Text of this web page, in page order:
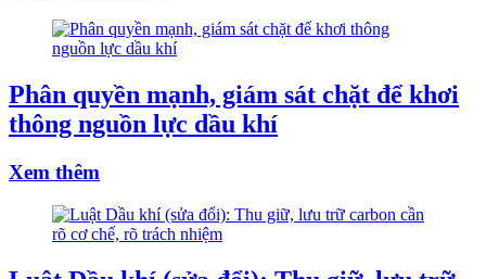
Phân quyền mạnh, giám sát chặt để khơi
thông nguồn lực dầu khí
Xem thêm